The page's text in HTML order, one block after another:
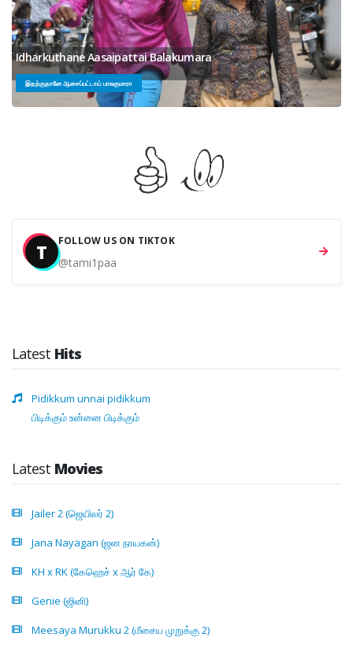
Idharkuthane Aasaipattai Balakumara
இதற்குதானே ஆசைப்பட்டாய் பாலகுமாரா
T FOLLOW US ON TIKTOK
@tami1paa
Latest Hits
Pidikkum unnai pidikkum
பிடிக்கும் உன்னை பிடிக்கும்
Latest Movies
Jailer 2 (ஜெயிலர் 2)
Jana Nayagan (ஜன நாயகன்)
KH x RK (கேஹெச் x ஆர் கே)
Genie (ஜினி)
Meesaya Murukku 2 (மீசைய முறுக்கு 2)